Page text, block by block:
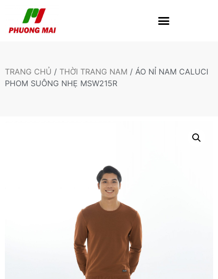
TRANG CHỦ / THỜI TRANG NAM / ÁO NỈ NAM CALUCI
PHOM SUÔNG NHẸ MSW215R